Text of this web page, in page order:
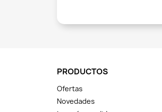
PRODUCTOS
Ofertas
Novedades